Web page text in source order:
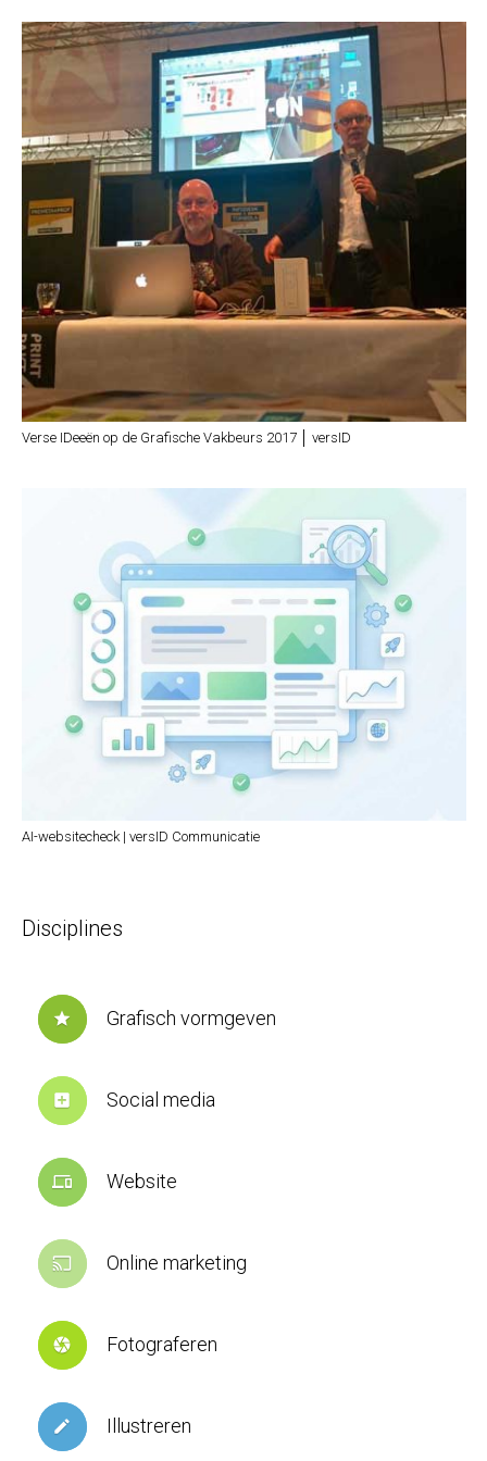
Verse IDeeën op de Grafische Vakbeurs 2017 │ versID
AI-websitecheck | versID Communicatie
Disciplines
star Grafisch vormgeven
add_box Social media
devices Website
cast Online marketing
camera Fotograferen
create Illustreren